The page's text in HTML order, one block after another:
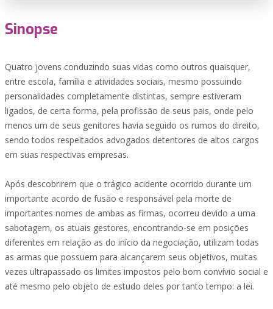
Sinopse
Quatro jovens conduzindo suas vidas como outros quaisquer,
entre escola, família e atividades sociais, mesmo possuindo
personalidades completamente distintas, sempre estiveram
ligados, de certa forma, pela profissão de seus pais, onde pelo
menos um de seus genitores havia seguido os rumos do direito,
sendo todos respeitados advogados detentores de altos cargos
em suas respectivas empresas.
Após descobrirem que o trágico acidente ocorrido durante um
importante acordo de fusão e responsável pela morte de
importantes nomes de ambas as firmas, ocorreu devido a uma
sabotagem, os atuais gestores, encontrando-se em posições
diferentes em relação as do início da negociação, utilizam todas
as armas que possuem para alcançarem seus objetivos, muitas
vezes ultrapassado os limites impostos pelo bom convívio social e
até mesmo pelo objeto de estudo deles por tanto tempo: a lei.